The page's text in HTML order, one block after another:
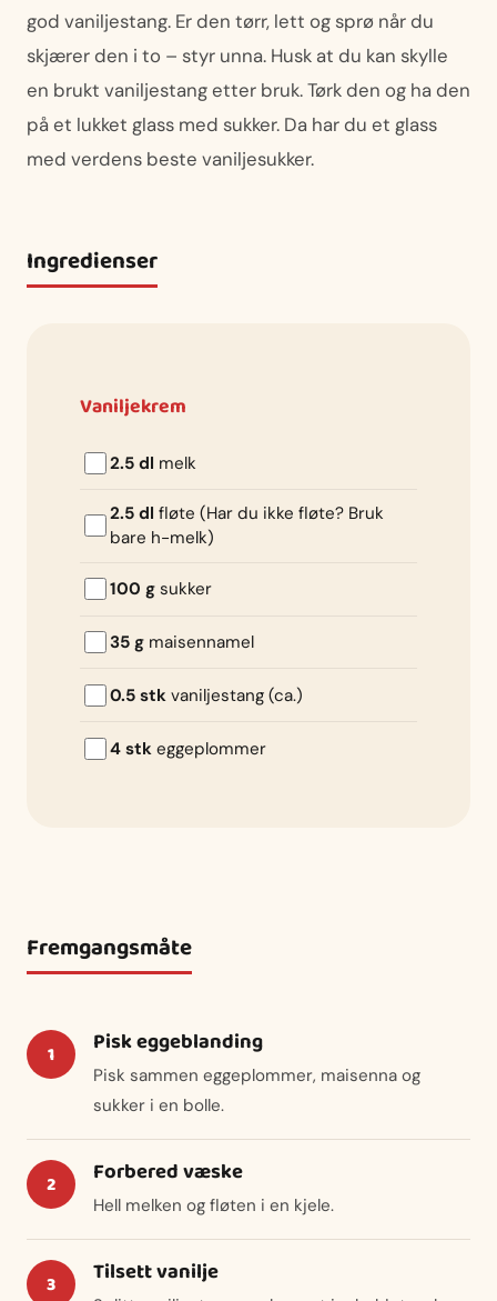
god vaniljestang. Er den tørr, lett og sprø når du
skjærer den i to – styr unna. Husk at du kan skylle
en brukt vaniljestang etter bruk. Tørk den og ha den
på et lukket glass med sukker. Da har du et glass
med verdens beste vaniljesukker.
Ingredienser
Vaniljekrem
2.5 dl melk
2.5 dl fløte (Har du ikke fløte? Bruk
bare h-melk)
100 g sukker
35 g maisennamel
0.5 stk vaniljestang (ca.)
4 stk eggeplommer
Fremgangsmåte
Pisk eggeblanding
Pisk sammen eggeplommer, maisenna og
sukker i en bolle.
Forbered væske
Hell melken og fløten i en kjele.
Tilsett vanilje